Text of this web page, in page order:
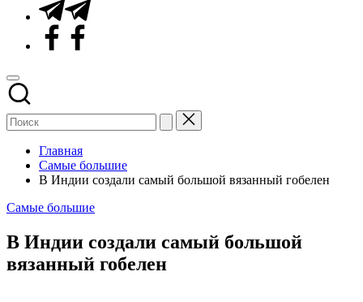
Telegram
Facebook
Главная
Самые большие
В Индии создали самый большой вязанный гобелен
Опубликовано
Самые большие
В Индии создали самый большой
вязанный гобелен